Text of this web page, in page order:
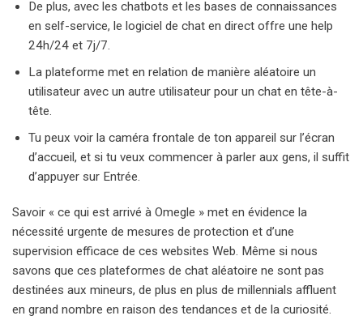
De plus, avec les chatbots et les bases de connaissances
en self-service, le logiciel de chat en direct offre une help
24h/24 et 7j/7.
La plateforme met en relation de manière aléatoire un
utilisateur avec un autre utilisateur pour un chat en tête-à-
tête.
Tu peux voir la caméra frontale de ton appareil sur l’écran
d’accueil, et si tu veux commencer à parler aux gens, il suffit
d’appuyer sur Entrée.
Savoir « ce qui est arrivé à Omegle » met en évidence la
nécessité urgente de mesures de protection et d’une
supervision efficace de ces websites Web. Même si nous
savons que ces plateformes de chat aléatoire ne sont pas
destinées aux mineurs, de plus en plus de millennials affluent
en grand nombre en raison des tendances et de la curiosité.